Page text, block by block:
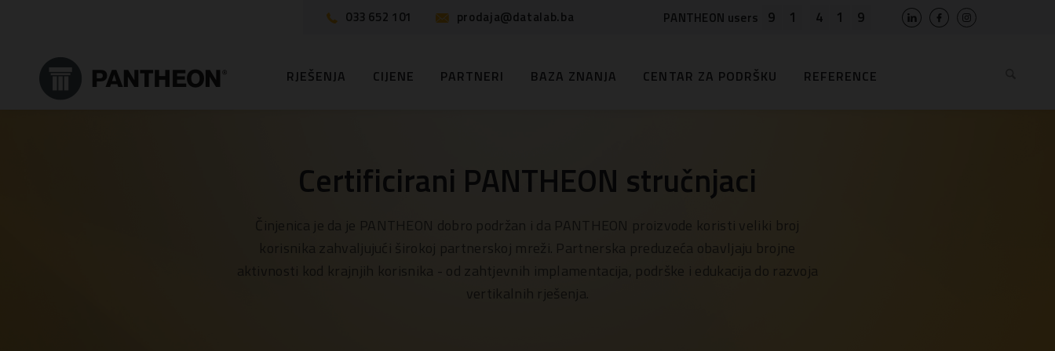
033 652 101 prodaja@datalab.ba PANTHEON users 9 1 4 1 9
RJEŠENJA CIJENE PARTNERI BAZA ZNANJA CENTAR ZA PODRŠKU REFERENCE
Certificirani PANTHEON stručnjaci
Činjenica je da je PANTHEON dobro podržan i da PANTHEON proizvode koristi veliki broj
korisnika zahvaljujući širokoj partnerskoj mreži. Partnerska preduzeća obavljaju brojne
aktivnosti kod krajnjih korisnika - od zahtjevnih implamentacija, podrške i edukacija do razvoja
vertikalnih rješenja.